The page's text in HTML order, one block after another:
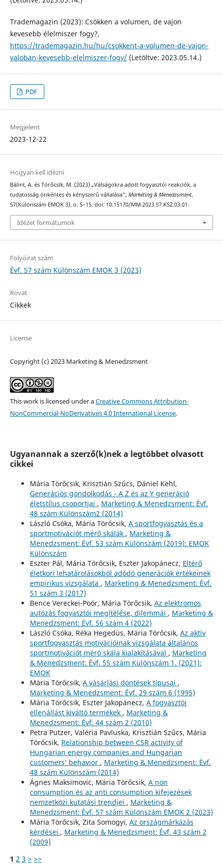
Trademagazin (2023): Csökken a volumen, de vajon
kevesebb élelmiszer fogy?,
https://trademagazin.hu/hu/csokkent-a-volumen-de-vajon-
valoban-kevesebb-elelmiszer-fogy/(Letöltve: 2023.05.14.)
PDF
Megjelent
2023-12-22
Hogyan kell idézni
Bálint, A. és Törőcsik, M. (2023) „Válságokra adott fogyasztói reakciók, a
tudatosság önkéntes és kényszerű vállalása”, Marketing & Menedzsment,
57(Különszám EMOK 3), o. 5–15. doi: 10.15170/MM.2023.57.KSZ.03.01.
Idézet formátumok
Folyóirat szám
Évf. 57 szám Különszám EMOK 3 (2023)
Rovat
Cikkek
License
Copyright (c) 2023 Marketing & Menedzsment
This work is licensed under aCreative Commons Attribution-
NonCommercial-NoDerivatives 4.0 International License.
Ugyanannak a szerző(k)nek a legtöbbet olvasott
cikkei
Mária Törőcsik, Krisztián Szűcs, Dániel Kehl,
Generációs gondolkodás - A Z és az Y generáció
életstílus csoportjai , Marketing & Menedzsment: Évf.
48 szám Különszám2 (2014)
László Csóka, Mária Törőcsik, A sportfogyasztás és a
sportmotivációt mérő skálák , Marketing &
Menedzsment: Évf. 53 szám Különszám (2019): EMOK
Különszám
Eszter Pál, Mária Törőcsik, Eszter Jakopánecz, Eltérő
életkori lehatárolásokból adódó generációk értékeinek
empirikus vizsgálata , Marketing & Menedzsment: Évf.
51 szám 3 (2017)
Bence Vereckei-Poór, Mária Törőcsik, Az elektromos
autózás fogyasztói megítélése, dilemmái , Marketing &
Menedzsment: Évf. 56 szám 4 (2022)
László Csóka, Réka Hegedüs, Mária Törőcsik, Az aktív
sportfogyasztás motivációinak vizsgálata általános
sportmotivációt mérő skála kialakításával , Marketing
& Menedzsment: Évf. 55 szám Különszám 1. (2021):
EMOK
Mária Törőcsik, A vásárlási döntések típusai ,
Marketing & Menedzsment: Évf. 29 szám 6 (1995)
Mária Törőcsik, Eszter Jakopánecz, A fogyasztói
ellenállást kiváltó termékek , Marketing &
Menedzsment: Évf. 44 szám 2 (2010)
Petra Putzer, Valéria Pavluska, Krisztián Szűcs, Mária
Törőcsik, Relationship between CSR activity of
Hungarian energy companies and Hungarian
customers’ behavior , Marketing & Menedzsment: Évf.
48 szám Különszám (2014)
Ágnes Maksimovic, Mária Törőcsik, A non
consumption és az anti consumption kifejezések
nemzetközi kutatási trendjei , Marketing &
Menedzsment: Évf. 57 szám Különszám EMOK 2 (2023)
Mária Törőcsik, Zita Somogyi, Az országmárkázás
kérdései , Marketing & Menedzsment: Évf. 43 szám 2
(2009)
1 2 3 > >>